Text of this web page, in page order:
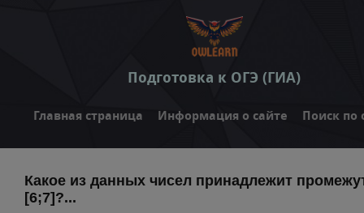
Подготовка к ОГЭ (ГИА)
Главная страница Информация о сайте Поиск по
Какое из данных чисел принадлежит
[6;7]?...